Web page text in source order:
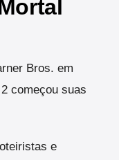
Bros. em
começou suas
e